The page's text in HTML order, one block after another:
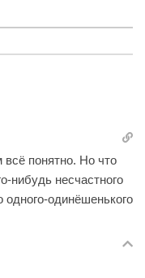
всё понятно. Но что
нибудь несчастного
одного-одинёшенького